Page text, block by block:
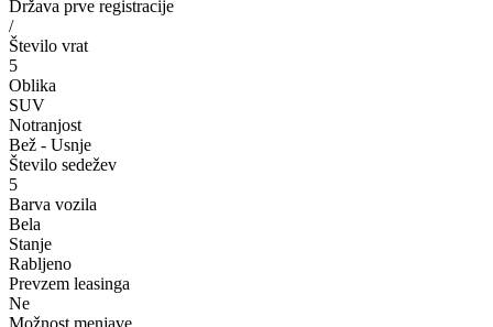
Država prve registracije
/
Število vrat
5
Oblika
SUV
Notranjost
Bež - Usnje
Število sedežev
5
Barva vozila
Bela
Stanje
Rabljeno
Prevzem leasinga
Ne
Možnost menjave